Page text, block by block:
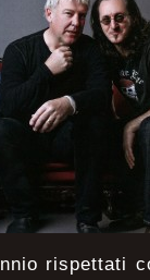
rispettati